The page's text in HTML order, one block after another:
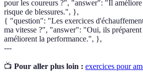
pour les coureurs ?", "answer": "Il
risque de blessures.", },
{ "question": "Les exercices
ma vitesse ?", "answer": "Oui, ils préparent
améliorent la performance.", },
---
📺 Pour aller plus loin : exercices pour